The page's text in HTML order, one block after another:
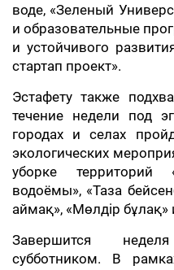
воде, «Зеленый
и образовательные
и устойчивого
стартап проект».
Эстафету также
течение недели под
городах и селах
экологических
уборке территорий
водоёмы», «Таза
аймақ», «Мөлдір бұлақ»
Завершится неделя
субботником. В